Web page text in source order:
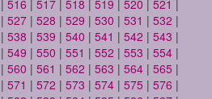
| 516 | 517 | 518 | 519 | 520 | 521 |
| 527 | 528 | 529 | 530 | 531 | 532 |
| 538 | 539 | 540 | 541 | 542 | 543 |
| 549 | 550 | 551 | 552 | 553 | 554 |
| 560 | 561 | 562 | 563 | 564 | 565 |
| 571 | 572 | 573 | 574 | 575 | 576 |